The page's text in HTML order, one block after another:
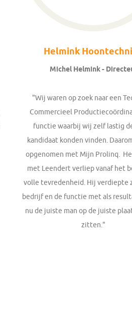
Helmink
Michel Helmink -
"Wij waren op zoek naar een
Commercieel
functie waarbij wij zelf lastig
kandidaat konden vinden.
opgenomen met Mijn Prolinq.
met Leendert verliep vanaf het
volle tevredenheid. Hij verdiepte
bedrijf en de functie met als
nu de juiste man op de juiste
zitten."